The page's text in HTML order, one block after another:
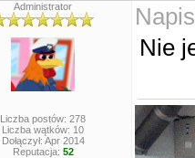
Administrator
Liczba postów: 278
Liczba wątków: 10
Dołączył: Apr 2014
Reputacja: 52
Nie